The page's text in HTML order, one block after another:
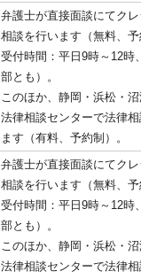
弁護士が直接面談にてク
相談を行います（無料、予
受付時間：平日9時～12時
部とも）。
このほか、静岡・浜松・
法律相談センターで法律
ます（有料、予約制）。
弁護士が直接面談にてク
相談を行います（無料、予
受付時間：平日9時～12時
部とも）。
このほか、静岡・浜松・
法律相談センターで法律